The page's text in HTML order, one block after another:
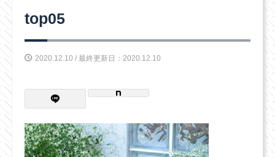
top05
2020.12.10 / 最終更新日：2020.12.10